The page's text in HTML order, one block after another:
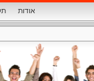
אודות